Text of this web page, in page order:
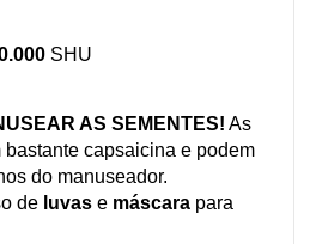
SHU
AS SEMENTES! As
bastante capsaicina e podem
do manuseador.
de luvas e máscara para